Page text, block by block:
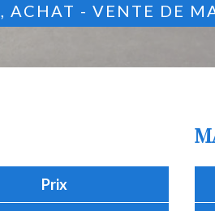
, ACHAT - VENTE DE
Prix